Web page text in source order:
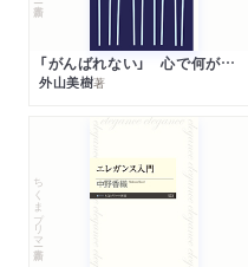
「がんばれない」 心で何が起きているか
外山美樹著
ちくまプリマー新書